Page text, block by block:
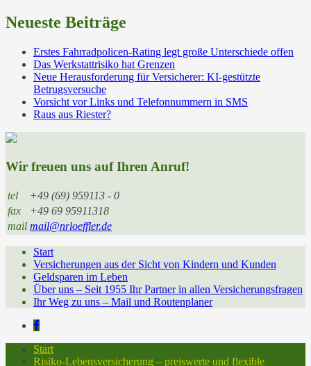
Neueste Beiträge
Erstes Fahrradpolicen-Rating legt große Unterschiede offen
Das Werkstattrisiko hat Grenzen
Neue Herausforderung für Versicherer: KI-gestützte
Betrugsversuche
Vorsicht vor Links und Telefonnummern in SMS
Raus aus Riester?
Wir freuen uns auf Ihren Anruf!
tel
+49 (69) 959113 - 0
fax
+49 69 95911318
mail mail@nrloeffler.de
Start
Versicherungen aus der Sicht von Kindern und Kunden
Geldsparen im Leben
Über uns – Seit 1955 Ihr Partner in allen Versicherungsfragen
Ihr Weg zu uns – Mail und Routenplaner
Start
Risiko-Lebensversicherung – preiswerte und flexible